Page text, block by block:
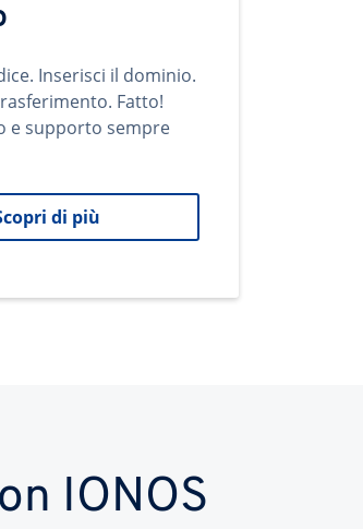
Inserisci il dominio.
Fatto!
e supporto sempre
di più
IONOS